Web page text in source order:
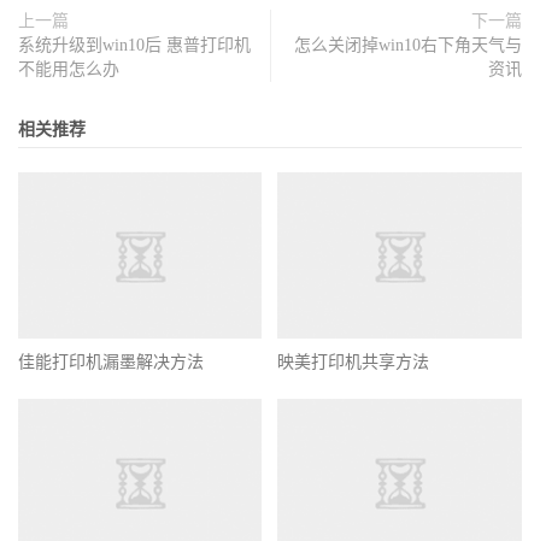
上一篇
系统升级到win10后 惠普打印机
不能用怎么办
下一篇
怎么关闭掉win10右下角天气与
资讯
相关推荐
佳能打印机漏墨解决方法 映美打印机共享方法